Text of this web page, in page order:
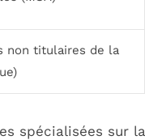
non titulaires de la
spécialisées sur